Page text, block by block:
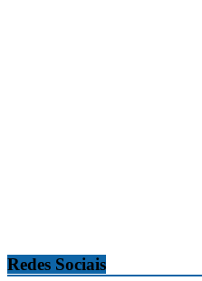
Redes Sociais